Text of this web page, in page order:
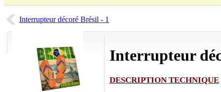
Interrupteur décoré Brésil - 1
Interrupteur
DESCRIPTION TECHNIQUE